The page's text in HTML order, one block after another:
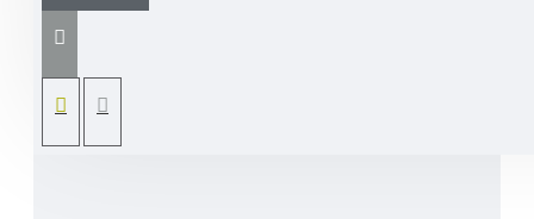
μπιζουτιέρα πορσελάνινη λευκή με μπρονζέ
χρυσό μέταλλο κουμπωμα διακοσμήτική
δικής σας επιθυμίας με όνομα παιδιού και